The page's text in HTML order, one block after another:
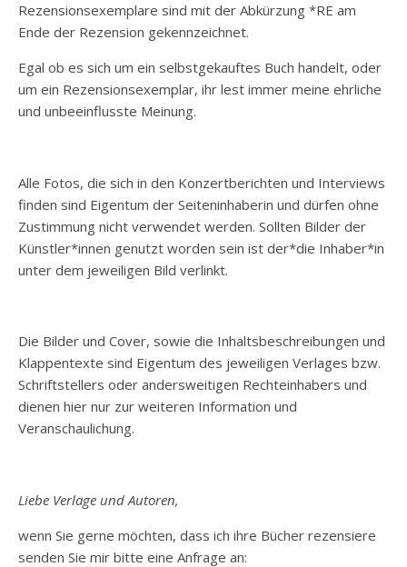
Rezensionsexemplare sind mit der Abkürzung *RE am
Ende der Rezension gekennzeichnet.
Egal ob es sich um ein selbstgekauftes Buch handelt, oder
um ein Rezensionsexemplar, ihr lest immer meine ehrliche
und unbeeinflusste Meinung.
Alle Fotos, die sich in den Konzertberichten und Interviews
finden sind Eigentum der Seiteninhaberin und dürfen ohne
Zustimmung nicht verwendet werden. Sollten Bilder der
Künstler*innen genutzt worden sein ist der*die Inhaber*in
unter dem jeweiligen Bild verlinkt.
Die Bilder und Cover, sowie die Inhaltsbeschreibungen und
Klappentexte sind Eigentum des jeweiligen Verlages bzw.
Schriftstellers oder andersweitigen Rechteinhabers und
dienen hier nur zur weiteren Information und
Veranschaulichung.
Liebe Verlage und Autoren,
wenn Sie gerne möchten, dass ich ihre Bücher rezensiere
senden Sie mir bitte eine Anfrage an: